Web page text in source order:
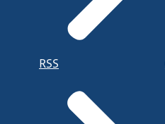
RSS